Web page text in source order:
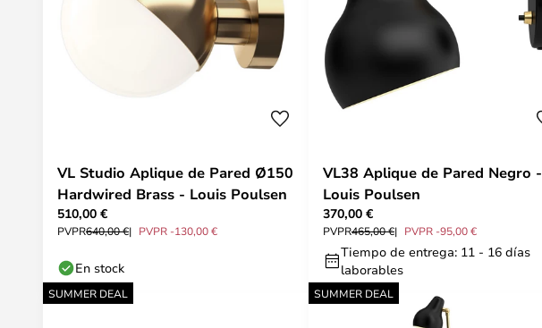
VL Studio Aplique de Pared Ø150
Hardwired Brass - Louis Poulsen
510,00 €
PVPR640,00 € PVPR -130,00 €
En stock
VL38 Aplique de Pared Negro -
Louis Poulsen
370,00 €
PVPR465,00 € PVPR -95,00 €
Tiempo de entrega: 11 - 16 días
laborables
SUMMER DEAL SUMMER DEAL